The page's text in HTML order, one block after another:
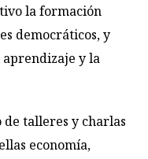
la formación
democráticos, y
y la
talleres y charlas
economía,